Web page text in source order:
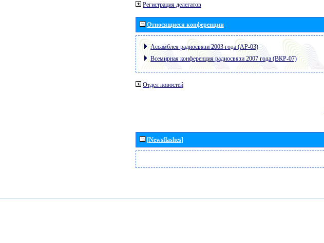
Регистрация делегатов
Относящиеся конференции
Ассамблея радиосвязи 2003 года (АР-03)
Всемирная конференция радиосвязи 2007 года (ВКР-07)
Отдел новостей
[Newsflashes]